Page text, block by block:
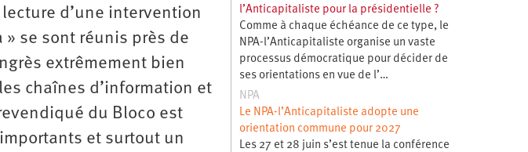
d’une intervention
» se sont réunis près de
extrêmement bien
chaînes d’information et
du Bloco est
et surtout un
l’Anticapitaliste pour la présidentielle ?
Comme à chaque échéance de ce type, le
NPA-l’Anticapitaliste organise un vaste
processus démocratique pour décider de
ses orientations en vue de l’…
NPA
Le NPA-l’Anticapitaliste adopte une
orientation commune pour 2027
Les 27 et 28 juin s’est tenue la conférence